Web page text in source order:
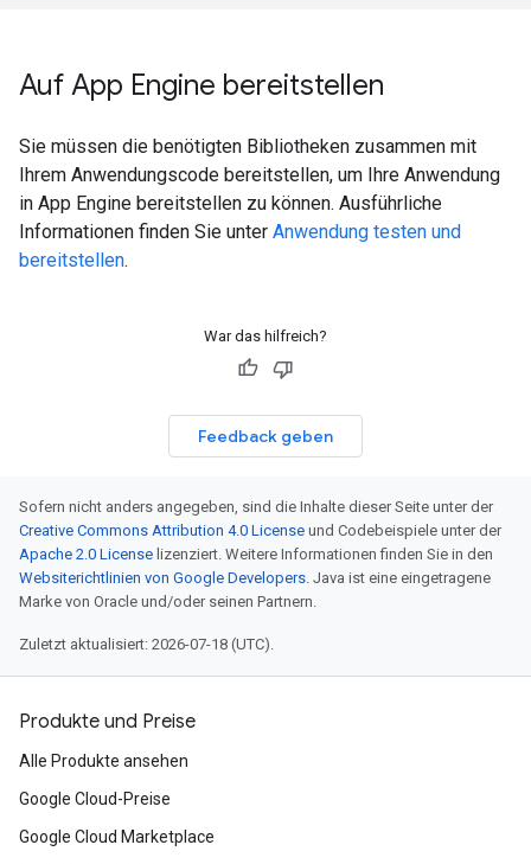
Auf App Engine bereitstellen
Sie müssen die benötigten Bibliotheken zusammen mit
Ihrem Anwendungscode bereitstellen, um Ihre Anwendung
in App Engine bereitstellen zu können. Ausführliche
Informationen finden Sie unter Anwendung testen und
bereitstellen.
War das hilfreich?
Feedback geben
Sofern nicht anders angegeben, sind die Inhalte dieser Seite unter der
Creative Commons Attribution 4.0 License und Codebeispiele unter der
Apache 2.0 License lizenziert. Weitere Informationen finden Sie in den
Websiterichtlinien von Google Developers. Java ist eine eingetragene
Marke von Oracle und/oder seinen Partnern.
Zuletzt aktualisiert: 2026-07-18 (UTC).
Produkte und Preise
Alle Produkte ansehen
Google Cloud-Preise
Google Cloud Marketplace